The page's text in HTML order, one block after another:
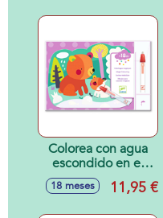
Colorea con agua
escondido en el
bosque
18 meses 11,95 €